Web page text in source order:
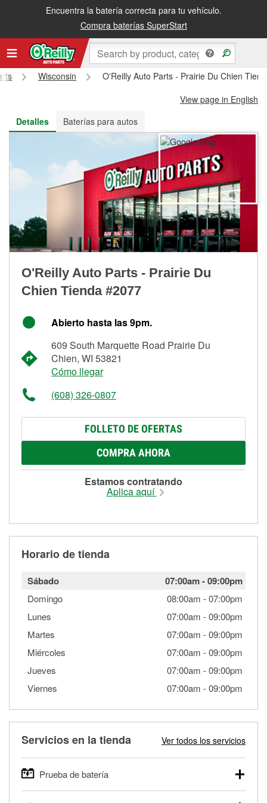
Encuentra la batería correcta para tu vehículo.
Compra baterías SuperStart
Recibe tu orden gratis al día siguiente o recógela en la tienda
Wisconsin
O'Reilly Auto Parts - Prairie Du Chien
View page in English
Detalles
Baterías para autos
O'Reilly Auto Parts - Prairie Du
Chien Tienda #2077
Abierto hasta las 9pm.
609 South Marquette Road Prairie Du
Chien, WI 53821
Cómo llegar
(608) 326-0807
FOLLETO DE OFERTAS
COMPRA AHORA
Estamos contratando
Aplica aquí
Horario de tienda
Sábado 07:00am-09:00pm
Domingo 08:00am -07:00pm
Lunes
07:00am -09:00pm
Martes
07:00am -09:00pm
Miércoles
07:00am -09:00pm
Jueves
07:00am -09:00pm
Viernes
07:00am -09:00pm
Servicios en la tienda Ver todos los servicios
Prueba de batería